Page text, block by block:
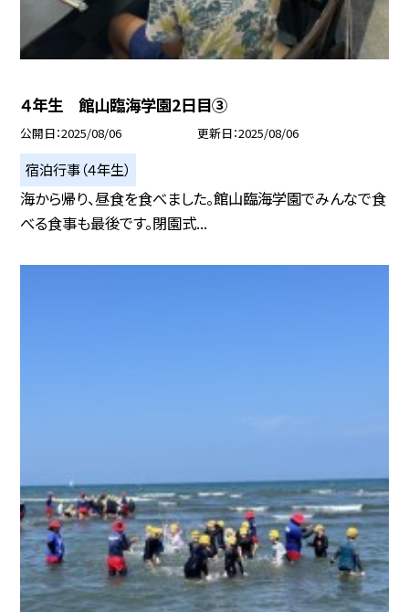
４年生 館山臨海学園2日目③
公開日 2025/08/06 更新日 2025/08/06
宿泊行事（４年生）
海から帰り、昼食を食べました。館山臨海学園でみんなで食
べる食事も最後です。閉園式...